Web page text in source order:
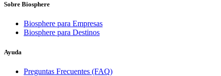
Sobre Biosphere
Biosphere para Empresas
Biosphere para Destinos
Ayuda
Preguntas Frecuentes (FAQ)